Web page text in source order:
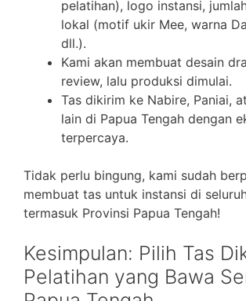
pelatihan), logo instansi,
lokal (motif ukir Mee, warna
dll.).
Kami akan membuat desain
review, lalu produksi dimulai.
Tas dikirim ke Nabire, Paniai,
lain di Papua Tengah dengan
terpercaya.
Tidak perlu bingung, kami sudah
membuat tas untuk instansi di
termasuk Provinsi Papua Tengah!
Kesimpulan: Pilih Tas
Pelatihan yang Bawa